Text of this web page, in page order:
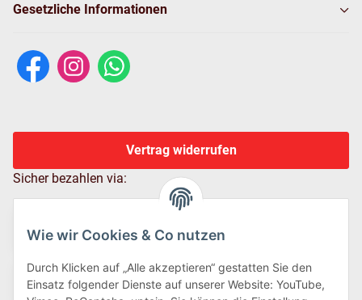
Wie wir Cookies & Co nutzen
Durch Klicken auf „Alle akzeptieren“ gestatten Sie den
Einsatz folgender Dienste auf unserer Website: YouTube,
Gesetzliche Informationen
Vertrag widerrufen
Sicher bezahlen via: